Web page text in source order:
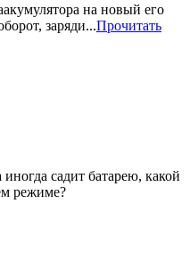
на новый его
заряди...Прочитать
садит батарею, какой
режиме?